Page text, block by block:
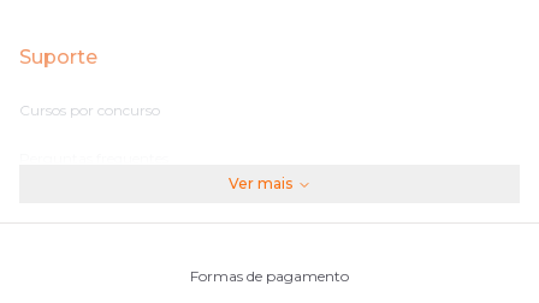
Suporte
Cursos por concurso
Ver mais
Formas de pagamento